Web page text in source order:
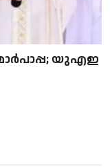
യുഎഇ